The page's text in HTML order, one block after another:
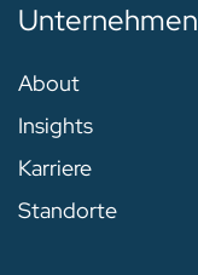
Unternehmen
About
Insights
Karriere
Standorte